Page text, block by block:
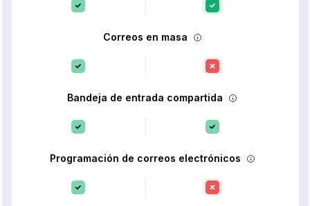
Correos en masa
Bandeja de entrada compartida
Programación de correos electrónicos